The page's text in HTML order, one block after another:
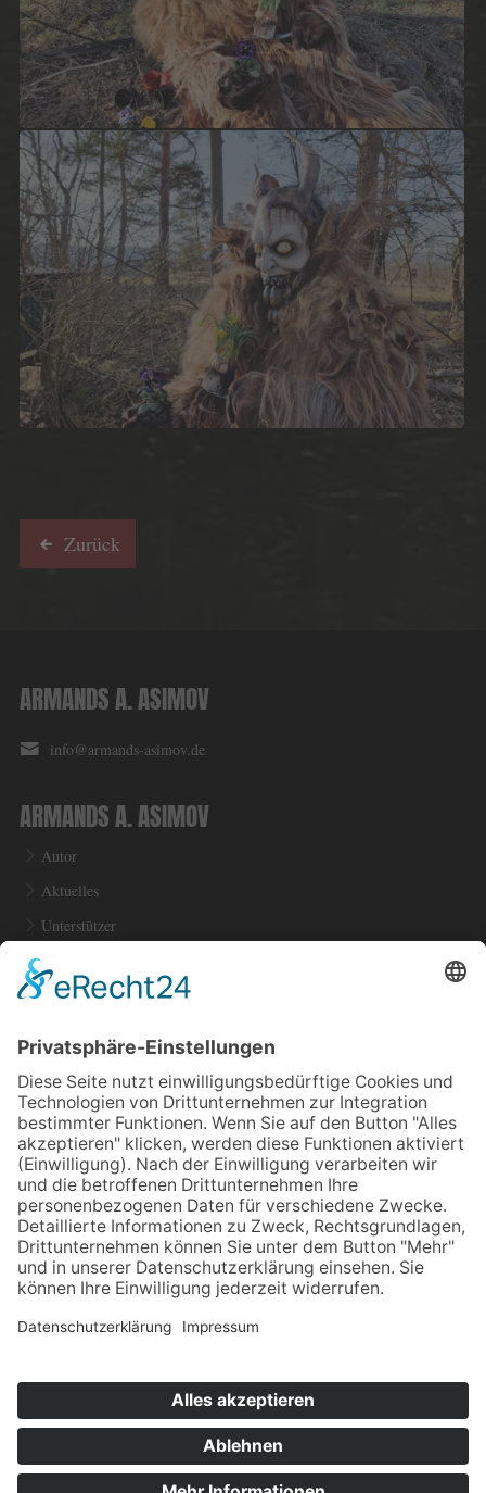
Zurück
ARMANDS A. ASIMOV
info@armands-asimov.de
ARMANDS A. ASIMOV
Autor
Aktuelles
Unterstützer
Charaktere
Schauplatz
Auf den Spuren des Pest-Medicus
KONTAKT & RECHTLICHES
Kontaktformular
© Armands A. Asimov 2026